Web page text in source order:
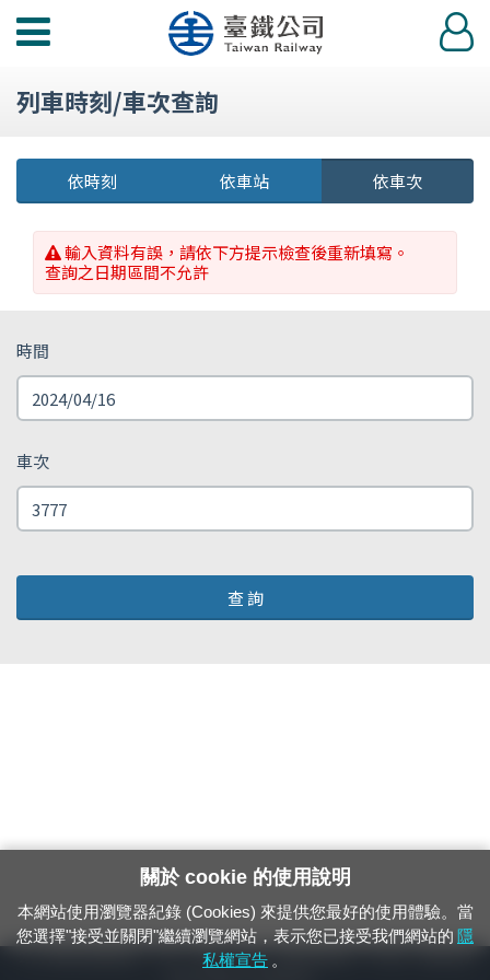
功
選
登
入
列車時刻/車次查詢
依時刻 依車站 依車次
輸入資料有誤，請依下方提示檢查後重新填寫。
查詢之日期區間不允許
時間
車次
查 詢
24小時緊急通報電話：1933（市話、手機，僅限發現軌道、平交道、橋樑及隧
關於 cookie 的使用說明
本網站使用瀏覽器紀錄 (Cookies) 來提供您最好的使用體驗。當
您選擇"接受並關閉"繼續瀏覽網站，表示您已接受我們網站的 隱
私權宣告 。